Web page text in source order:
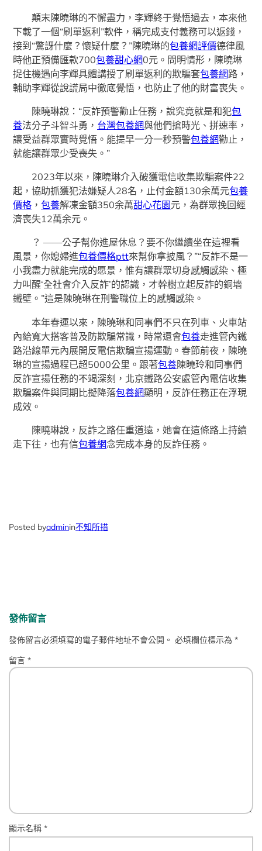
顛末陳曉琳的不懈盡力，李輝終于覺悟過去，本來他
下載了一個“刷單返利”軟件，稱完成支付義務可以返錢，
接到“驚訝什麼？懷疑什麼？”陳曉琳的包養網評價德律風
時他正預備匯款700包養甜心網0元。問明情形，陳曉琳
捉住機遇向李輝具體講授了刷單返利的欺騙套包養網路，
輔助李輝從說謊局中徹底覺悟，也防止了他的財富喪失。
陳曉琳說：“反詐預警勸止任務，說究竟就是和犯包
養法分子斗智斗勇， 台灣包養網與他們搶時光、拼速率，
讓受益群眾實時覺悟。能提早一分一秒預警包養網勸止，
就能讓群眾少受喪失。”
2023年以來，陳曉琳介入破獲電信收集欺騙案件22
起，協助抓獲犯法嫌疑人28名，止付金額130余萬元包養
價格 ，包養解凍金額350余萬甜心花園元，為群眾挽回經
濟喪失12萬余元。
？ ——公子幫你進屋休息？要不你繼續坐在這裡看
風景，你媳婦進包養價格ptt來幫你拿披風？”“反詐不是一
小我盡力就能完成的愿景，惟有讓群眾切身感觸感染、極
力叫醒‘全社會介入反詐’的認識，才幹樹立起反詐的銅墻
鐵壁。”這是陳曉琳在刑警職位上的感觸感染。
本年春運以來，陳曉琳和同事們不只在列車、火車站
內給寬大搭客普及防欺騙常識，時常還會包養走進管內鐵
路沿線單元內展開反電信欺騙宣揚運動。春節前夜，陳曉
琳的宣揚過程已超5000公里。跟著包養陳曉玲和同事們
反詐宣揚任務的不竭深刻，北京鐵路公安處管內電信收集
欺騙案件與同期比擬降落包養網顯明，反詐任務正在浮現
成效。
陳曉琳說，反詐之路任重道遠，她會在這條路上持續
走下往，也有信包養網念完成本身的反詐任務。
Posted byadminin不知所措
發佈留言
發佈留言必須填寫的電子郵件地址不會公開。 必填欄位標示為*
留言*
顯示名稱*